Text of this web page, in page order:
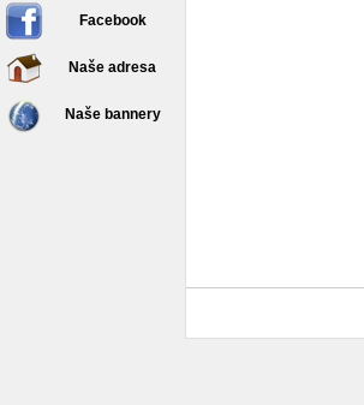
Facebook
Naše adresa
Naše bannery